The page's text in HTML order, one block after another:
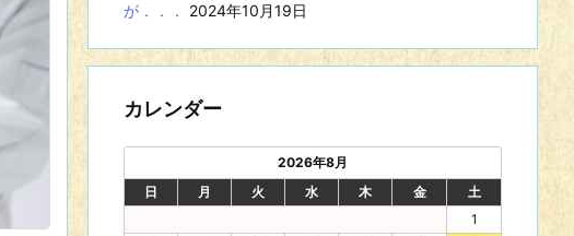
が．．．
2024年10月19日
カレンダー
2026年8月
日
月 火 水 木 金
土
1